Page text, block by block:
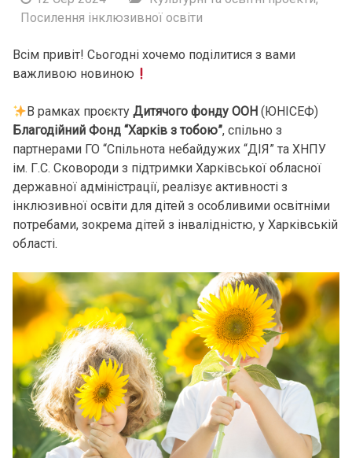
Посилення інклюзивної освіти
Всім привіт! Сьогодні хочемо поділитися з вами
важливою новиною
В рамках проєкту Дитячого фонду ООН (ЮНІСЕФ)
Благодійний Фонд “Харків з тобою”, спільно з
партнерами ГО “Спільнота небайдужих “ДІЯ” та ХНПУ
ім. Г.С. Сковороди з підтримки Харківської обласної
державної адміністрації, реалізує активності з
інклюзивної освіти для дітей з особливими освітніми
потребами, зокрема дітей з інвалідністю, у Харківській
області.